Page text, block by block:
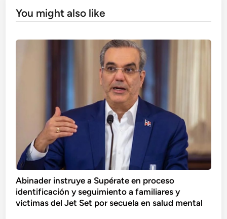
You might also like
Abinader instruye a Supérate en proceso
identificación y seguimiento a familiares y
víctimas del Jet Set por secuela en salud mental